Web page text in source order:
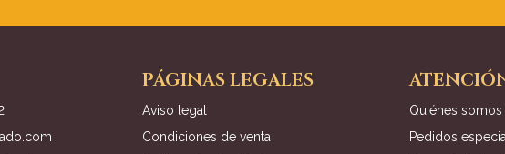
PÁGINAS LEGALES
Aviso legal
Condiciones de venta
Quiénes somos
Pedidos